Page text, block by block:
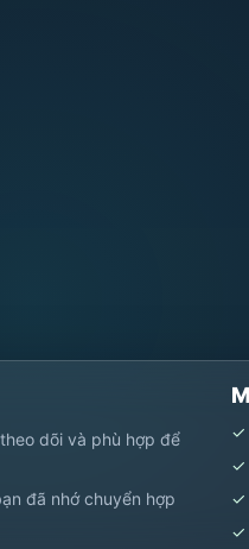
dõi và phù hợp để
đã nhớ chuyển hợp